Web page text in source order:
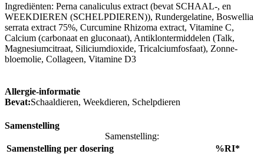
Ingrediënten: Perna canaliculus extract (bevat SCHAAL-, en
WEEKDIEREN (SCHELPDIEREN)), Rundergelatine, Boswellia
serrata extract 75%, Curcumine Rhizoma extract, Vitamine C,
Calcium (carbonaat en gluconaat), Antiklontermiddelen (Talk,
Magnesiumcitraat, Siliciumdioxide, Tricalciumfosfaat), Zonne-
bloemolie, Collageen, Vitamine D3
Allergie-informatie
Bevat:Schaaldieren, Weekdieren, Schelpdieren
Samenstelling
Samenstelling:
Samenstelling per dosering
%RI*